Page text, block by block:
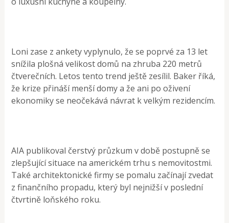
Loni zase z ankety vyplynulo, že se poprvé za 13 let
snížila plošná velikost domů na zhruba 220 metrů
čtverečních. Letos tento trend ještě zesílil. Baker říká,
že krize přináší menší domy a že ani po oživení
ekonomiky se neočekává návrat k velkým rezidencím.
AIA publikoval čerstvý průzkum v době postupně se
zlepšující situace na americkém trhu s nemovitostmi.
Také architektonické firmy se pomalu začínají zvedat
z finančního propadu, který byl nejnižší v poslední
čtvrtině loňského roku.